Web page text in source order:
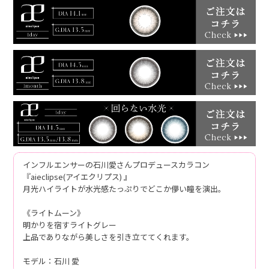
インフルエンサーの石川愛さんプロデュースカラコン
『aieclipse(アイエクリプス) 』
月光ハイライトが水光感たっぷりでどこか儚い瞳を演出。
《ライトムーン》
明かりを宿すライトグレー
上品でありながら美しさを引き立ててくれます。
モデル：石川 愛